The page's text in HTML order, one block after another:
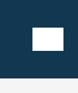
Toggle